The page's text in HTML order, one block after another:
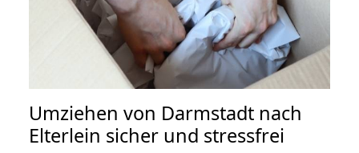
Umziehen von Darmstadt nach
Elterlein sicher und stressfrei